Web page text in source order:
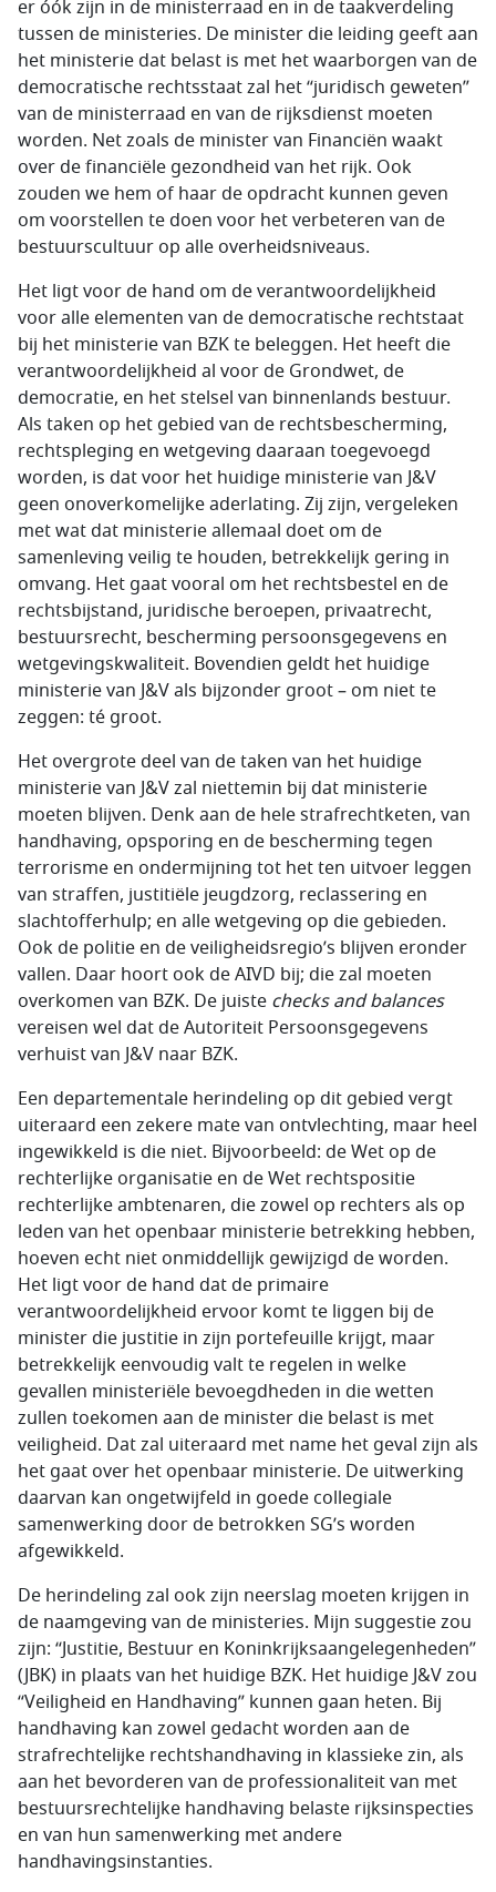
er óók zijn in de ministerraad en in de taakverdeling
tussen de ministeries. De minister die leiding geeft aan
het ministerie dat belast is met het waarborgen van de
democratische rechtsstaat zal het “juridisch geweten”
van de ministerraad en van de rijksdienst moeten
worden. Net zoals de minister van Financiën waakt
over de financiële gezondheid van het rijk. Ook
zouden we hem of haar de opdracht kunnen geven
om voorstellen te doen voor het verbeteren van de
bestuurscultuur op alle overheidsniveaus.
Het ligt voor de hand om de verantwoordelijkheid
voor alle elementen van de democratische rechtstaat
bij het ministerie van BZK te beleggen. Het heeft die
verantwoordelijkheid al voor de Grondwet, de
democratie, en het stelsel van binnenlands bestuur.
Als taken op het gebied van de rechtsbescherming,
rechtspleging en wetgeving daaraan toegevoegd
worden, is dat voor het huidige ministerie van J&V
geen onoverkomelijke aderlating. Zij zijn, vergeleken
met wat dat ministerie allemaal doet om de
samenleving veilig te houden, betrekkelijk gering in
omvang. Het gaat vooral om het rechtsbestel en de
rechtsbijstand, juridische beroepen, privaatrecht,
bestuursrecht, bescherming persoonsgegevens en
wetgevingskwaliteit. Bovendien geldt het huidige
ministerie van J&V als bijzonder groot – om niet te
zeggen: té groot.
Het overgrote deel van de taken van het huidige
ministerie van J&V zal niettemin bij dat ministerie
moeten blijven. Denk aan de hele strafrechtketen, van
handhaving, opsporing en de bescherming tegen
terrorisme en ondermijning tot het ten uitvoer leggen
van straffen, justitiële jeugdzorg, reclassering en
slachtofferhulp; en alle wetgeving op die gebieden.
Ook de politie en de veiligheidsregio’s blijven eronder
vallen. Daar hoort ook de AIVD bij; die zal moeten
overkomen van BZK. De juiste checks and balances
vereisen wel dat de Autoriteit Persoonsgegevens
verhuist van J&V naar BZK.
Een departementale herindeling op dit gebied vergt
uiteraard een zekere mate van ontvlechting, maar heel
ingewikkeld is die niet. Bijvoorbeeld: de Wet op de
rechterlijke organisatie en de Wet rechtspositie
rechterlijke ambtenaren, die zowel op rechters als op
leden van het openbaar ministerie betrekking hebben,
hoeven echt niet onmiddellijk gewijzigd de worden.
Het ligt voor de hand dat de primaire
verantwoordelijkheid ervoor komt te liggen bij de
minister die justitie in zijn portefeuille krijgt, maar
betrekkelijk eenvoudig valt te regelen in welke
gevallen ministeriële bevoegdheden in die wetten
zullen toekomen aan de minister die belast is met
veiligheid. Dat zal uiteraard met name het geval zijn als
het gaat over het openbaar ministerie. De uitwerking
daarvan kan ongetwijfeld in goede collegiale
samenwerking door de betrokken SG’s worden
afgewikkeld.
De herindeling zal ook zijn neerslag moeten krijgen in
de naamgeving van de ministeries. Mijn suggestie zou
zijn: “Justitie, Bestuur en Koninkrijksaangelegenheden”
(JBK) in plaats van het huidige BZK. Het huidige J&V zou
“Veiligheid en Handhaving” kunnen gaan heten. Bij
handhaving kan zowel gedacht worden aan de
strafrechtelijke rechtshandhaving in klassieke zin, als
aan het bevorderen van de professionaliteit van met
bestuursrechtelijke handhaving belaste rijksinspecties
en van hun samenwerking met andere
handhavingsinstanties.